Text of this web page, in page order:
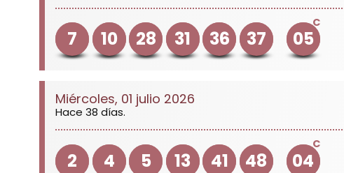
7 10 28 31 36 37
C
05
Miércoles, 01 julio 2026
Hace 38 días.
2 4 5 13 41 48
C
04